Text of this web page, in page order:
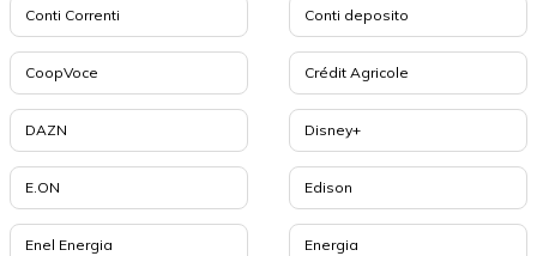
Conti Correnti Conti deposito
CoopVoce Crédit Agricole
DAZN Disney+
E.ON Edison
Enel Energia Energia